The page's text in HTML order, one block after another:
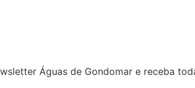
Águas de Gondomar e receba